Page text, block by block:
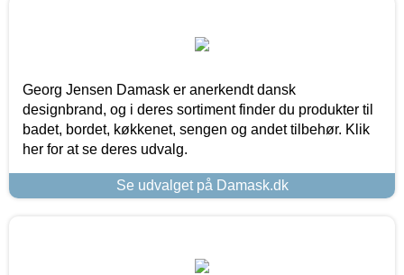
Georg Jensen Damask er anerkendt dansk
designbrand, og i deres sortiment finder du produkter til
badet, bordet, køkkenet, sengen og andet tilbehør. Klik
her for at se deres udvalg.
Se udvalget på Damask.dk